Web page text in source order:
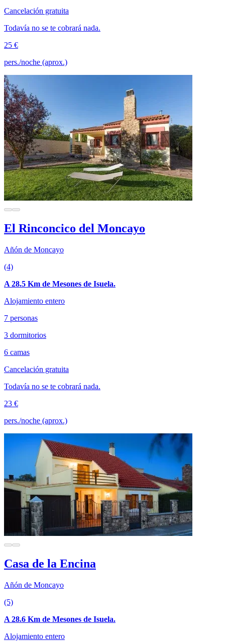
Cancelación gratuita
Todavía no se te cobrará nada.
25 €
pers./noche (aprox.)
El Rinconcico del Moncayo
Añón de Moncayo
(4)
A 28.5 Km de Mesones de Isuela.
Alojamiento entero
7 personas
3 dormitorios
6 camas
Cancelación gratuita
Todavía no se te cobrará nada.
23 €
pers./noche (aprox.)
Casa de la Encina
Añón de Moncayo
(5)
A 28.6 Km de Mesones de Isuela.
Alojamiento entero